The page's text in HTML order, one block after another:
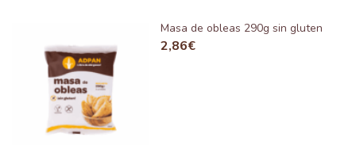
Masa de obleas 290g sin gluten
2,86€